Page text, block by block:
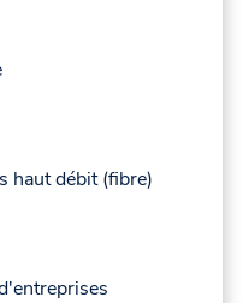
haut débit (fibre)